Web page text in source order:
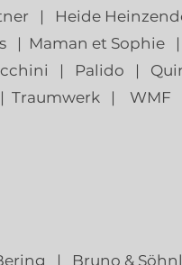
| Heide
| Maman et Sophie
| Palido |
Traumwerk | WMF
| Bruno &